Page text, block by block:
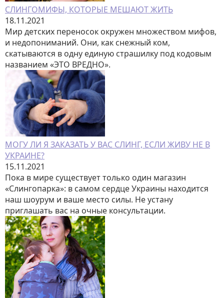
СЛИНГОМИФЫ, КОТОРЫЕ МЕШАЮТ ЖИТЬ
18.11.2021
Мир детских переносок окружен множеством мифов,
и недопониманий. Они, как снежный ком,
скатываются в одну единую страшилку под кодовым
названием «ЭТО ВРЕДНО».
МОГУ ЛИ Я ЗАКАЗАТЬ У ВАС СЛИНГ, ЕСЛИ ЖИВУ НЕ В
УКРАИНЕ?
15.11.2021
Пока в мире существует только один магазин
«Слингопарка»: в самом сердце Украины находится
наш шоурум и ваше место силы. Не устану
приглашать вас на очные консультации.